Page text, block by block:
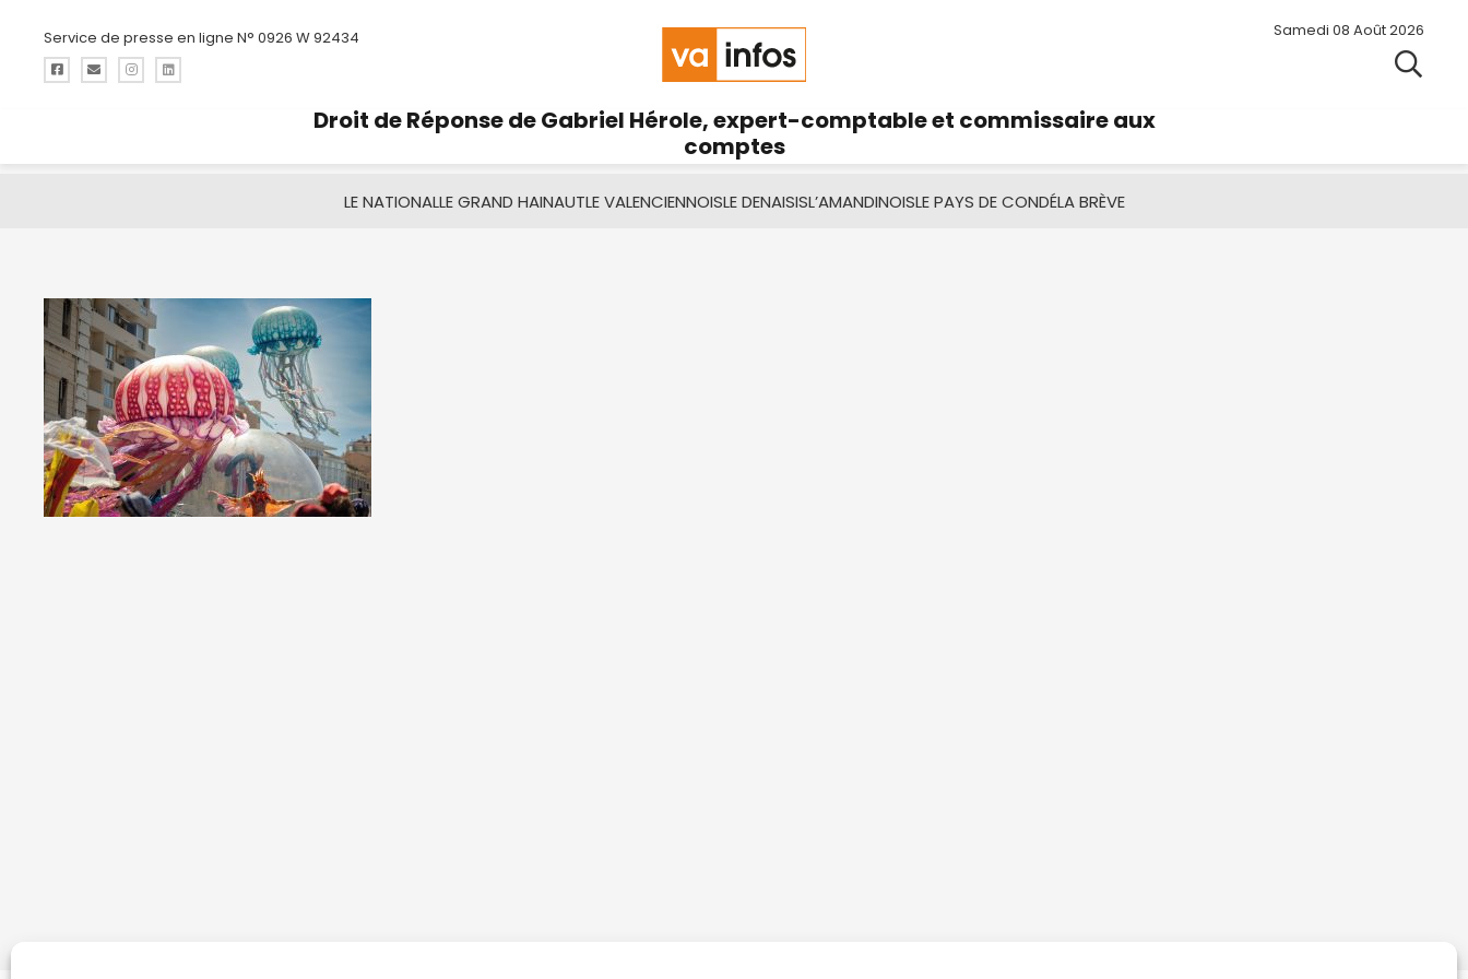
Service de presse en ligne N° 0926 W 92434 Samedi 08 Août 2026
Droit de Réponse de Gabriel Hérole, expert-comptable et commissaire aux
comptes
LE NATIONALLE GRAND HAINAUTLE VALENCIENNOISLE DENAISISL’AMANDINOISLE PAYS DE CONDÉLA BRÈVE